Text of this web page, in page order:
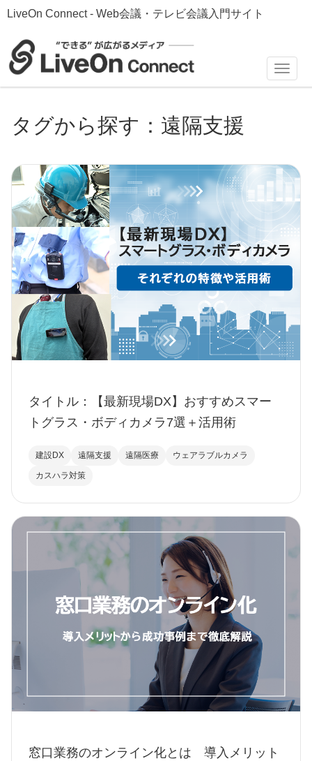
LiveOn Connect - Web会議・テレビ会議入門サイト
タグから探す：遠隔支援
タイトル：【最新現場DX】おすすめスマー
トグラス・ボディカメラ7選＋活用術
建設DX 遠隔支援 遠隔医療 ウェアラブルカメラ
カスハラ対策
窓口業務のオンライン化とは 導入メリット